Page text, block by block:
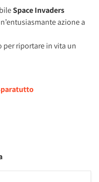
Space Invaders
azione a
per riportare in vita un